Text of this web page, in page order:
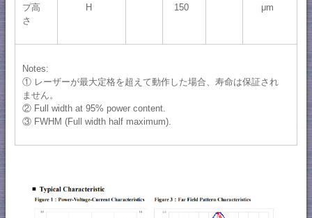
プ高
さ
H 150 μm
Notes:
① レーザーが最大定格を超えて動作した場合、寿命は保証され
ません。
② Full width at 95% power content.
③ FWHM (Full width half maximum).